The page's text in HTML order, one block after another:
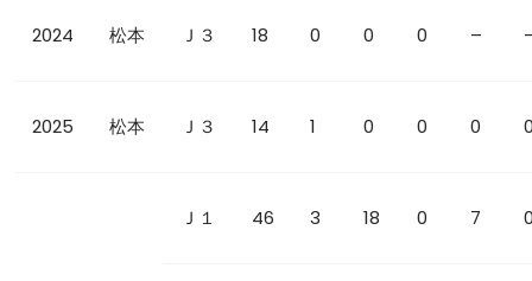
2024 松本 Ｊ３ 18 0 0 0 –
2025 松本 Ｊ３ 14 1 0 0 0
Ｊ１ 46 3 18 0 7